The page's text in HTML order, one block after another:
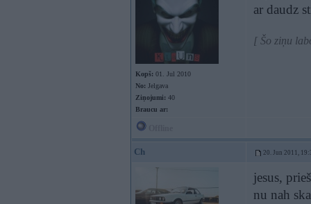
Kopš: 01. Jul 2010
No: Jelgava
Ziņojumi: 40
Braucu ar:
ar daudz
[ Šo ziņu
Ch 20. Jun 2011,
jesus,
nu nah